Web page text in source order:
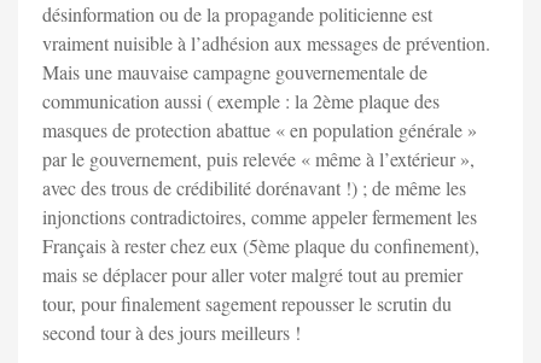
désinformation ou de la propagande politicienne est
vraiment nuisible à l’adhésion aux messages de prévention.
Mais une mauvaise campagne gouvernementale de
communication aussi ( exemple : la 2ème plaque des
masques de protection abattue « en population générale »
par le gouvernement, puis relevée « même à l’extérieur »,
avec des trous de crédibilité dorénavant !) ; de même les
injonctions contradictoires, comme appeler fermement les
Français à rester chez eux (5ème plaque du confinement),
mais se déplacer pour aller voter malgré tout au premier
tour, pour finalement sagement repousser le scrutin du
second tour à des jours meilleurs !